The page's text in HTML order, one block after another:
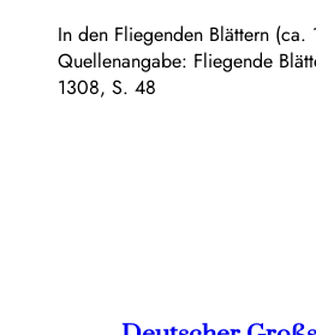
In den Fliegenden Blättern (ca.
Quellenangabe: Fliegende
1308, S. 48